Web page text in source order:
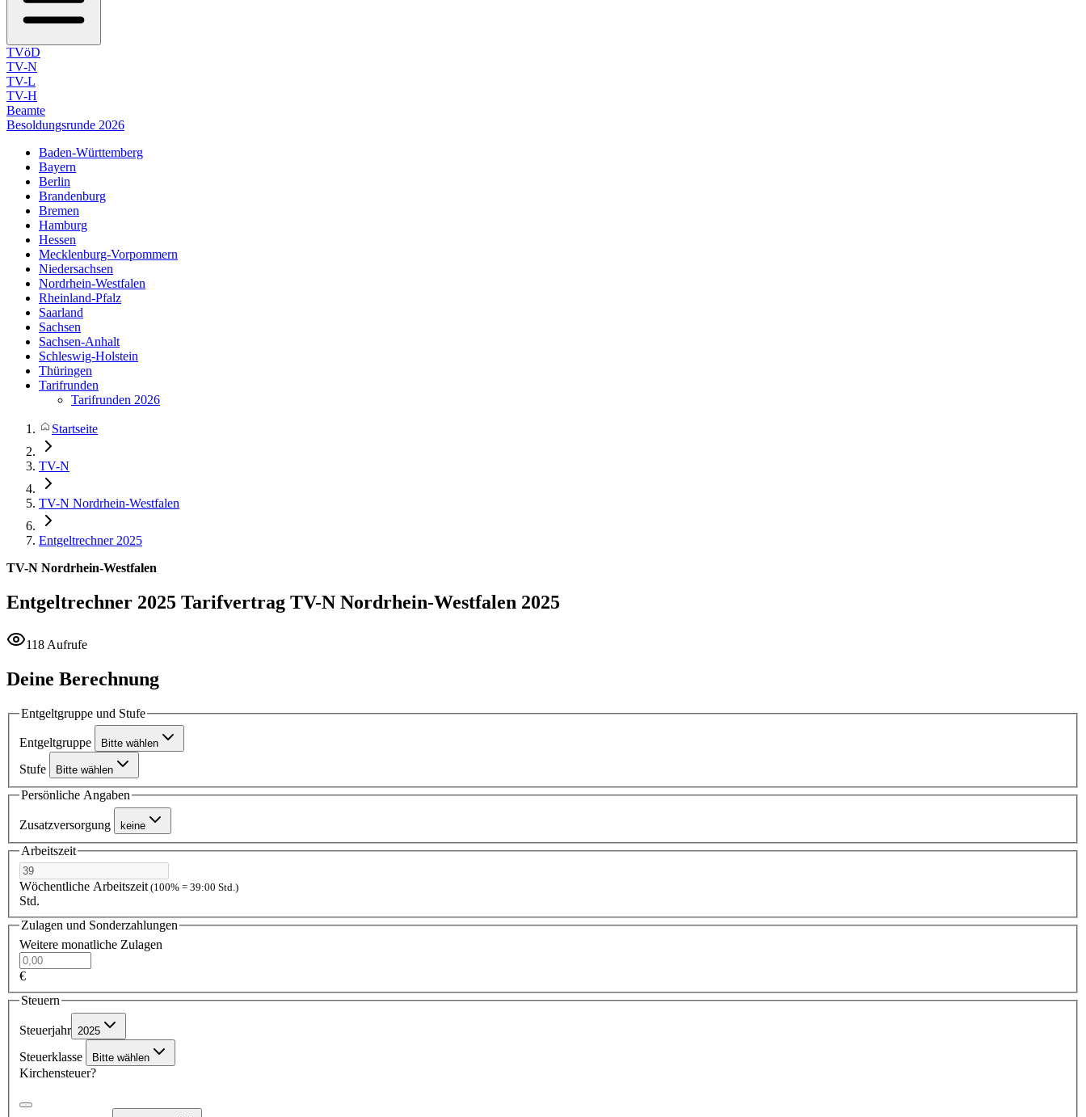
TVöD
TV-N
TV-L
TV-H
Beamte
Besoldungsrunde 2026
Baden-Württemberg
Bayern
Berlin
Brandenburg
Bremen
Hamburg
Hessen
Mecklenburg-Vorpommern
Niedersachsen
Nordrhein-Westfalen
Rheinland-Pfalz
Saarland
Sachsen
Sachsen-Anhalt
Schleswig-Holstein
Thüringen
Tarifrunden
Tarifrunden 2026
Startseite
TV-N
TV-N Nordrhein-Westfalen
Entgeltrechner 2025
TV-N Nordrhein-Westfalen
Entgeltrechner 2025 Tarifvertrag TV-N Nordrhein-Westfalen 2025
118 Aufrufe
Deine Berechnung
Entgeltgruppe und Stufe
Entgeltgruppe Bitte wählen
Stufe Bitte wählen
Persönliche Angaben
Zusatzversorgung keine
Arbeitszeit
Wöchentliche Arbeitszeit(100% = 39:00 Std.)
Std.
Zulagen und Sonderzahlungen
Weitere monatliche Zulagen
€
Steuern
Steuerjahr 2025
Steuerklasse Bitte wählen
Kirchensteuer?